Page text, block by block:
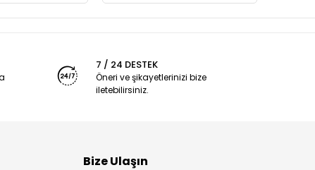
7 / 24 DESTEK
Öneri ve şikayetlerinizi bize
iletebilirsiniz.
Bize Ulaşın